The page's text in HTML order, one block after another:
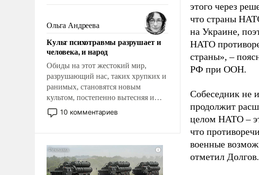
реализация радикально поднимет
наши боевые возможности.
Ольга Андреева
Культ психотравмы разрушает и
человека, и народ
Обиды на этот жестокий мир,
разрушающий нас, таких хрупких и
ранимых, становятся новым
культом, постепенно вытесняя и
отменяя традиционное требование к
человеку – быть мужественным и
слабым, идти вперед и
адаптироваться.
10 комментариев
этого через
что страны
на Украине,
НАТО
страны», –
РФ при ООН.
Собеседник не
продолжит
целом НАТО –
что
военные
отметил Долгов.